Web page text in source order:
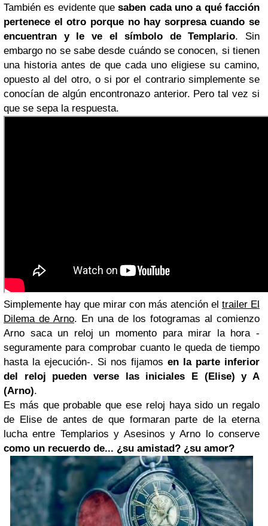
También es evidente quesaben cada uno a qué facción
pertenece el otro porque no hay sorpresa cuando se
encuentran y le ve el símbolo de Templario. Sin
embargo no se sabe desde cuándo se conocen, si tienen
una historia antes de que cada uno eligiese su camino,
opuesto al del otro, o si por el contrario simplemente se
conocían de algún encontronazo anterior. Pero tal vez si
que se sepa la respuesta.
Simplemente hay que mirar con más atención el trailer El
Dilema de Arno. En una de los fotogramas al comienzo
Arno saca un reloj un momento para mirar la hora -
seguramente para comprobar cuanto le queda de tiempo
hasta la ejecución-. Si nos fijamos en la parte inferior
del reloj pueden verse las iniciales E (Elise) y A
(Arno).
Es más que probable que ese reloj haya sido un regalo
de Elise de antes de que formaran parte de la eterna
lucha entre Templarios y Asesinos y Arno lo conserve
como un recuerdo de... ¿su amistad? ¿su amor?